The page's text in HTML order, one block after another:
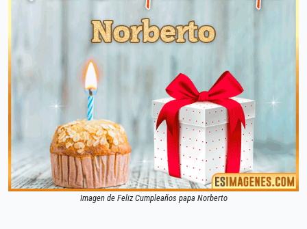
Imagen de Feliz Cumpleaños papa Norberto